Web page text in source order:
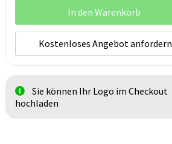
In den Warenkorb
Kostenloses Angebot anfordern
Sie können Ihr Logo im Checkout
hochladen